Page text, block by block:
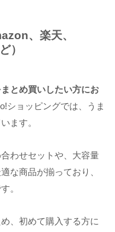
、楽天、
）
とめ買いしたい方にお
ショッピングでは、うま
ます。
わせセットや、大容量
な商品が揃っており、
。
、初めて購入する方に